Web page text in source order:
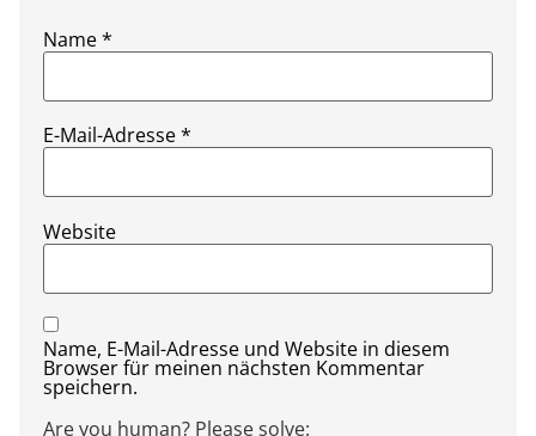
Name*
E-Mail-Adresse*
Website
Name, E-Mail-Adresse und Website in diesem
Browser für meinen nächsten Kommentar
speichern.
Are you human? Please solve: